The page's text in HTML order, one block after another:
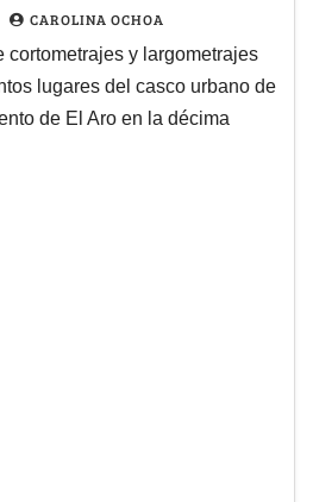
CAROLINA OCHOA
cortometrajes y largometrajes
lugares del casco urbano de
de El Aro en la décima